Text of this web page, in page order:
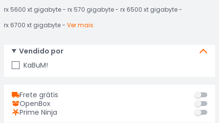
Cupons
Mais Vendidos
Ativar tradutor em libras
rx 5600 xt gigabyte
rx 570 gigabyte
rx 6500 xt gigabyte
rx 6700 xt gigabyte
Ver mais
Vendido por
KaBuM!
Frete grátis
OpenBox
Prime Ninja